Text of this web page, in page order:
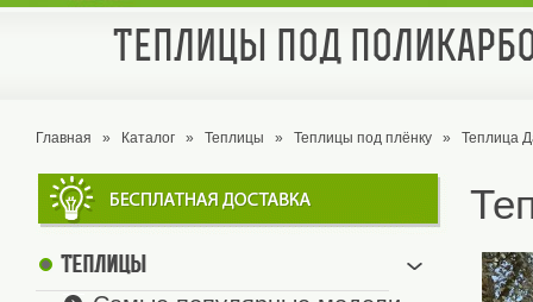
Теплицы под
Главная » Каталог » Теплицы » Теплицы под плёнку » Теплица
Теплицы